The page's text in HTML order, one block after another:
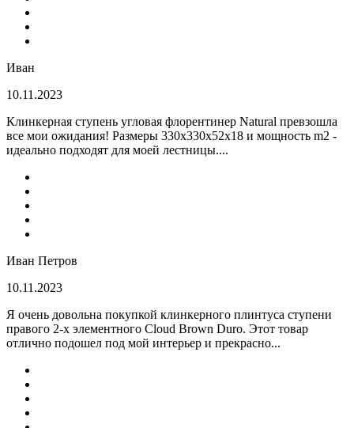
Иван
10.11.2023
Клинкерная ступень угловая флорентинер Natural превзошла
все мои ожидания! Размеры 330х330х52х18 и мощность m2 -
идеально подходят для моей лестницы....
Иван Петров
10.11.2023
Я очень довольна покупкой клинкерного плинтуса ступени
правого 2-х элементного Cloud Brown Duro. Этот товар
отлично подошел под мой интерьер и прекрасно...